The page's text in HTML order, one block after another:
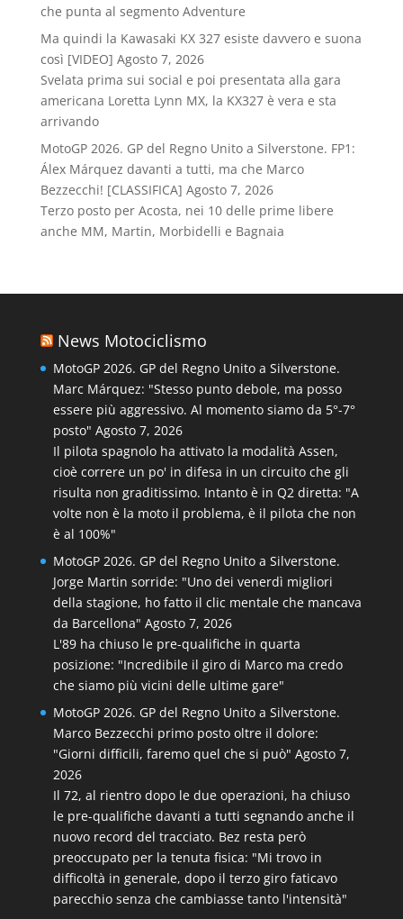
che punta al segmento Adventure
Ma quindi la Kawasaki KX 327 esiste davvero e suona
così [VIDEO] Agosto 7, 2026
Svelata prima sui social e poi presentata alla gara
americana Loretta Lynn MX, la KX327 è vera e sta
arrivando
MotoGP 2026. GP del Regno Unito a Silverstone. FP1:
Álex Márquez davanti a tutti, ma che Marco
Bezzecchi! [CLASSIFICA] Agosto 7, 2026
Terzo posto per Acosta, nei 10 delle prime libere
anche MM, Martin, Morbidelli e Bagnaia
News Motociclismo
MotoGP 2026. GP del Regno Unito a Silverstone.
Marc Márquez: "Stesso punto debole, ma posso
essere più aggressivo. Al momento siamo da 5°-7°
posto" Agosto 7, 2026
Il pilota spagnolo ha attivato la modalità Assen,
cioè correre un po' in difesa in un circuito che gli
risulta non graditissimo. Intanto è in Q2 diretta: "A
volte non è la moto il problema, è il pilota che non
è al 100%"
MotoGP 2026. GP del Regno Unito a Silverstone.
Jorge Martin sorride: "Uno dei venerdì migliori
della stagione, ho fatto il clic mentale che mancava
da Barcellona" Agosto 7, 2026
L'89 ha chiuso le pre-qualifiche in quarta
posizione: "Incredibile il giro di Marco ma credo
che siamo più vicini delle ultime gare"
MotoGP 2026. GP del Regno Unito a Silverstone.
Marco Bezzecchi primo posto oltre il dolore:
"Giorni difficili, faremo quel che si può" Agosto 7,
2026
Il 72, al rientro dopo le due operazioni, ha chiuso
le pre-qualifiche davanti a tutti segnando anche il
nuovo record del tracciato. Bez resta però
preoccupato per la tenuta fisica: "Mi trovo in
difficoltà in generale, dopo il terzo giro faticavo
parecchio senza che cambiasse tanto l'intensità"